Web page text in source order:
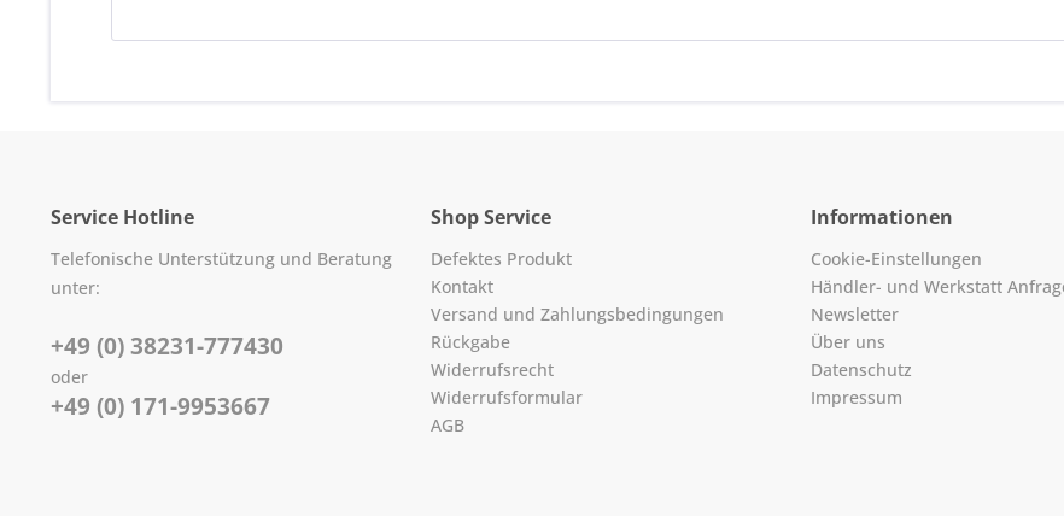
Service Hotline
Telefonische Unterstützung und Beratung
unter:
+49 (0) 38231-777430
oder
+49 (0) 171-9953667
Shop Service
Defektes Produkt
Kontakt
Versand und Zahlungsbedingungen
Rückgabe
Widerrufsrecht
Widerrufsformular
AGB
Informationen
Cookie-Einstellungen
Händler- und Werkstatt
Newsletter
Über uns
Datenschutz
Impressum